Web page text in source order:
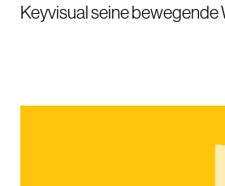
Keyvisual seine bewegende